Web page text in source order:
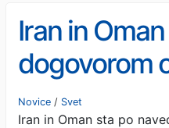
Iran in
dogovorom
poti skozi
Novice / Svet
Iran in Oman sta po